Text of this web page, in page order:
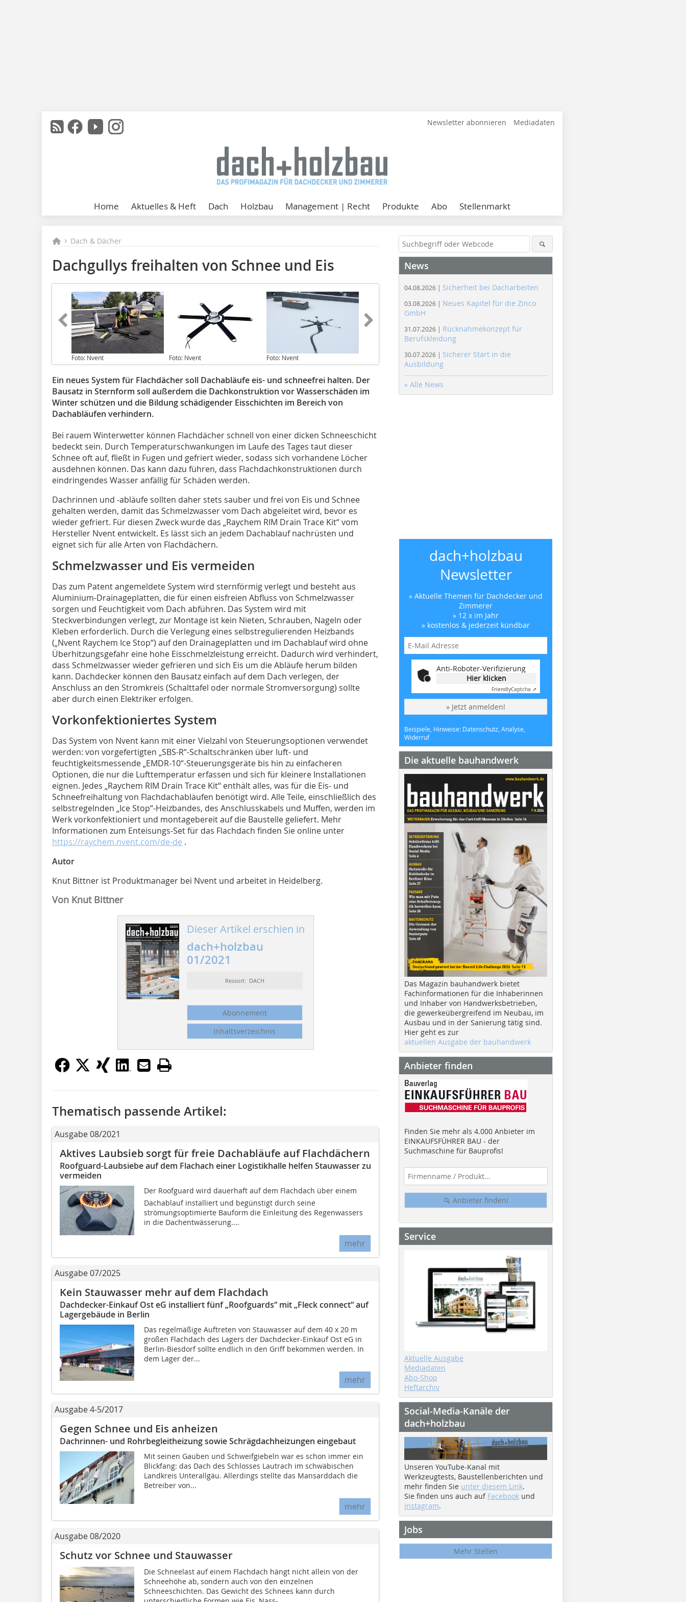
Newsletter abonnieren Mediadaten
Home Aktuelles & Heft Dach Holzbau Management | Recht Produkte Abo Stellenmarkt
Dach & Dächer
Dachgullys freihalten von Schnee und Eis
Foto: Nvent Foto: Nvent Foto: Nvent
Ein neues System für Flachdächer soll Dachabläufe eis- und schneefrei halten. Der
Bausatz in Sternform soll außerdem die Dachkonstruktion vor Wasserschäden im
Winter schützen und die Bildung schädigender Eisschichten im Bereich von
Dachabläufen verhindern.
Bei rauem Winterwetter können Flachdächer schnell von einer dicken Schneeschicht
bedeckt sein. Durch Temperaturschwankungen im Laufe des Tages taut dieser
Schnee oft auf, fließt in Fugen und gefriert wieder, sodass sich vorhandene Löcher
ausdehnen können. Das kann dazu führen, dass Flachdachkonstruktionen durch
eindringendes Wasser anfällig für Schäden werden.
Dachrinnen und -abläufe sollten daher stets sauber und frei von Eis und Schnee
gehalten werden, damit das Schmelzwasser vom Dach abgeleitet wird, bevor es
wieder gefriert. Für diesen Zweck wurde das „Raychem RIM Drain Trace Kit“ vom
Hersteller Nvent entwickelt. Es lässt sich an jedem Dachablauf nachrüsten und
eignet sich für alle Arten von Flachdächern.
Schmelzwasser und Eis vermeiden
Das zum Patent angemeldete System wird sternförmig verlegt und besteht aus
Aluminium-Drainageplatten, die für einen eisfreien Abfluss von Schmelzwasser
sorgen und Feuchtigkeit vom Dach abführen. Das System wird mit
Steckverbindungen verlegt, zur Montage ist kein Nieten, Schrauben, Nageln oder
Kleben erforderlich. Durch die Verlegung eines selbstregulierenden Heizbands
(„Nvent Raychem Ice Stop“) auf den Drainageplatten und im Dachablauf wird ohne
Überhitzungsgefahr eine hohe Eisschmelzleistung erreicht. Dadurch wird verhindert,
dass Schmelzwasser wieder gefrieren und sich Eis um die Abläufe herum bilden
kann. Dachdecker können den Bausatz einfach auf dem Dach verlegen, der
Anschluss an den Stromkreis (Schalttafel oder normale Stromversorgung) sollte
aber durch einen Elektriker erfolgen.
Vorkonfektioniertes System
Das System von Nvent kann mit einer Vielzahl von Steuerungsoptionen verwendet
werden: von vorgefertigten „SBS-R“-Schaltschränken über luft- und
feuchtigkeitsmessende „EMDR-10“-Steuerungsgeräte bis hin zu einfacheren
Optionen, die nur die Lufttemperatur erfassen und sich für kleinere Installationen
eignen. Jedes „Raychem RIM Drain Trace Kit“ enthält alles, was für die Eis- und
Schneefreihaltung von Flachdachabläufen benötigt wird. Alle Teile, einschließlich des
selbstregelnden „Ice Stop“-Heizbandes, des Anschlusskabels und Muffen, werden im
Werk vorkonfektioniert und montagebereit auf die Baustelle geliefert. Mehr
Informationen zum Enteisungs-Set für das Flachdach finden Sie online unter
https://raychem.nvent.com/de-de .
Autor
Knut Bittner ist Produktmanager bei Nvent und arbeitet in Heidelberg.
Von Knut Bittner
Dieser Artikel erschien in
dach+holzbau
01/2021
Ressort: DACH
Abonnement
Inhaltsverzeichnis
Thematisch passende Artikel:
Ausgabe 08/2021
Aktives Laubsieb sorgt für freie Dachabläufe auf Flachdächern
Roofguard-Laubsiebe auf dem Flachach einer Logistikhalle helfen Stauwasser zu
vermeiden
Der Roofguard wird dauerhaft auf dem Flachdach über einem
Dachablauf installiert und begünstigt durch seine
strömungsoptimierte Bauform die Einleitung des Regenwassers
in die Dachentwässerung....
mehr
Ausgabe 07/2025
Kein Stauwasser mehr auf dem Flachdach
Dachdecker-Einkauf Ost eG installiert fünf „Roofguards“ mit „Fleck connect“ auf
Lagergebäude in Berlin
Das regelmäßige Auftreten von Stauwasser auf dem 40 x 20 m
großen Flachdach des Lagers der Dachdecker-Einkauf Ost eG in
Berlin-Biesdorf sollte endlich in den Griff bekommen werden. In
dem Lager der...
mehr
Ausgabe 4-5/2017
Gegen Schnee und Eis anheizen
Dachrinnen- und Rohrbegleitheizung sowie Schrägdachheizungen eingebaut
Mit seinen Gauben und Schweifgiebeln war es schon immer ein
Blickfang: das Dach des Schlosses Lautrach im schwäbischen
Landkreis Unterallgäu. Allerdings stellte das Mansarddach die
Betreiber von...
mehr
Ausgabe 08/2020
Schutz vor Schnee und Stauwasser
Die Schneelast auf einem Flachdach hängt nicht allein von der
Schneehöhe ab, sondern auch von den einzelnen
Schneeschichten. Das Gewicht des Schnees kann durch
News
04.08.2026 | Sicherheit bei Dacharbeiten
03.08.2026 | Neues Kapitel für die Zinco
GmbH
31.07.2026 | Rücknahmekonzept für
Berufskleidung
30.07.2026 | Sicherer Start in die
Ausbildung
» Alle News
dach+holzbau
Newsletter
» Aktuelle Themen für Dachdecker und
Zimmerer
» 12 x im Jahr
» kostenlos & jederzeit kündbar
Anti-Roboter-Verifizierung
Hier klicken
FriendlyCaptcha ⇗
» Jetzt anmelden!
Beispiele, Hinweise: Datenschutz, Analyse,
Widerruf
Die aktuelle bauhandwerk
Das Magazin bauhandwerk bietet
Fachinformationen für die Inhaberinnen
und Inhaber von Handwerksbetrieben,
die gewerkeübergreifend im Neubau, im
Ausbau und in der Sanierung tätig sind.
Hier geht es zur
aktuellen Ausgabe der bauhandwerk
Anbieter finden
Finden Sie mehr als 4.000 Anbieter im
EINKAUFSFÜHRER BAU - der
Suchmaschine für Bauprofis!
Anbieter finden!
Service
Aktuelle Ausgabe
Mediadaten
Abo-Shop
Heftarchiv
Social-Media-Kanäle der
dach+holzbau
Unseren YouTube-Kanal mit
Werkzeugtests, Baustellenberichten und
mehr finden Sie unter diesem Link.
Sie finden uns auch auf Facebook und
Instagram.
Jobs
Mehr Stellen